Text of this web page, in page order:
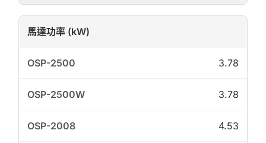
馬達功率 (kW)
3.78
3.78
4.53